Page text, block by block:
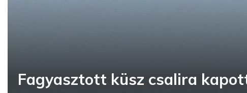
Fagyasztott küsz csalira